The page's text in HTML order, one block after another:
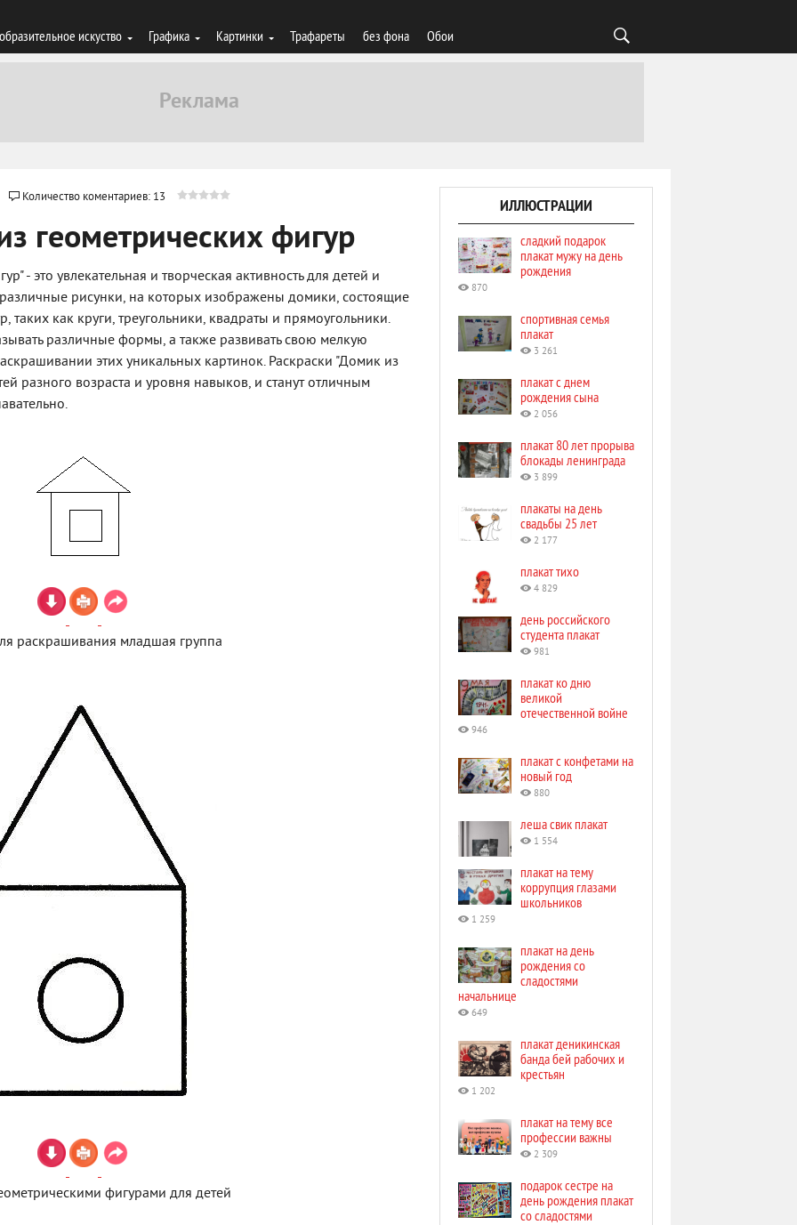
искуство Графика Картинки Трафареты без фона Обои
Количество коментариев: 13
геометрических фигур
- это увлекательная и творческая активность для детей и
рисунки, на которых изображены домики, состоящие
таких как круги, треугольники, квадраты и прямоугольники.
различные формы, а также развивать свою мелкую
этих уникальных картинок. Раскраски "Домик из
разного возраста и уровня навыков, и станут отличным
раскрашивания младшая группа
фигурами для детей
ИЛЛЮСТРАЦИИ
сладкий подарок
плакат мужу на день
рождения
870
спортивная семья
плакат
3 261
плакат с днем
рождения сына
2 056
плакат 80 лет прорыва
блокады ленинграда
3 899
плакаты на день
свадьбы 25 лет
2 177
плакат тихо
4 829
день российского
студента плакат
981
плакат ко дню
великой
отечественной войне
946
плакат с конфетами на
новый год
880
леша свик плакат
1 554
плакат на тему
коррупция глазами
школьников
1 259
плакат на день
рождения со
сладостями
начальнице
649
плакат деникинская
банда бей рабочих и
крестьян
1 202
плакат на тему все
профессии важны
2 309
подарок сестре на
день рождения плакат
со сладостями